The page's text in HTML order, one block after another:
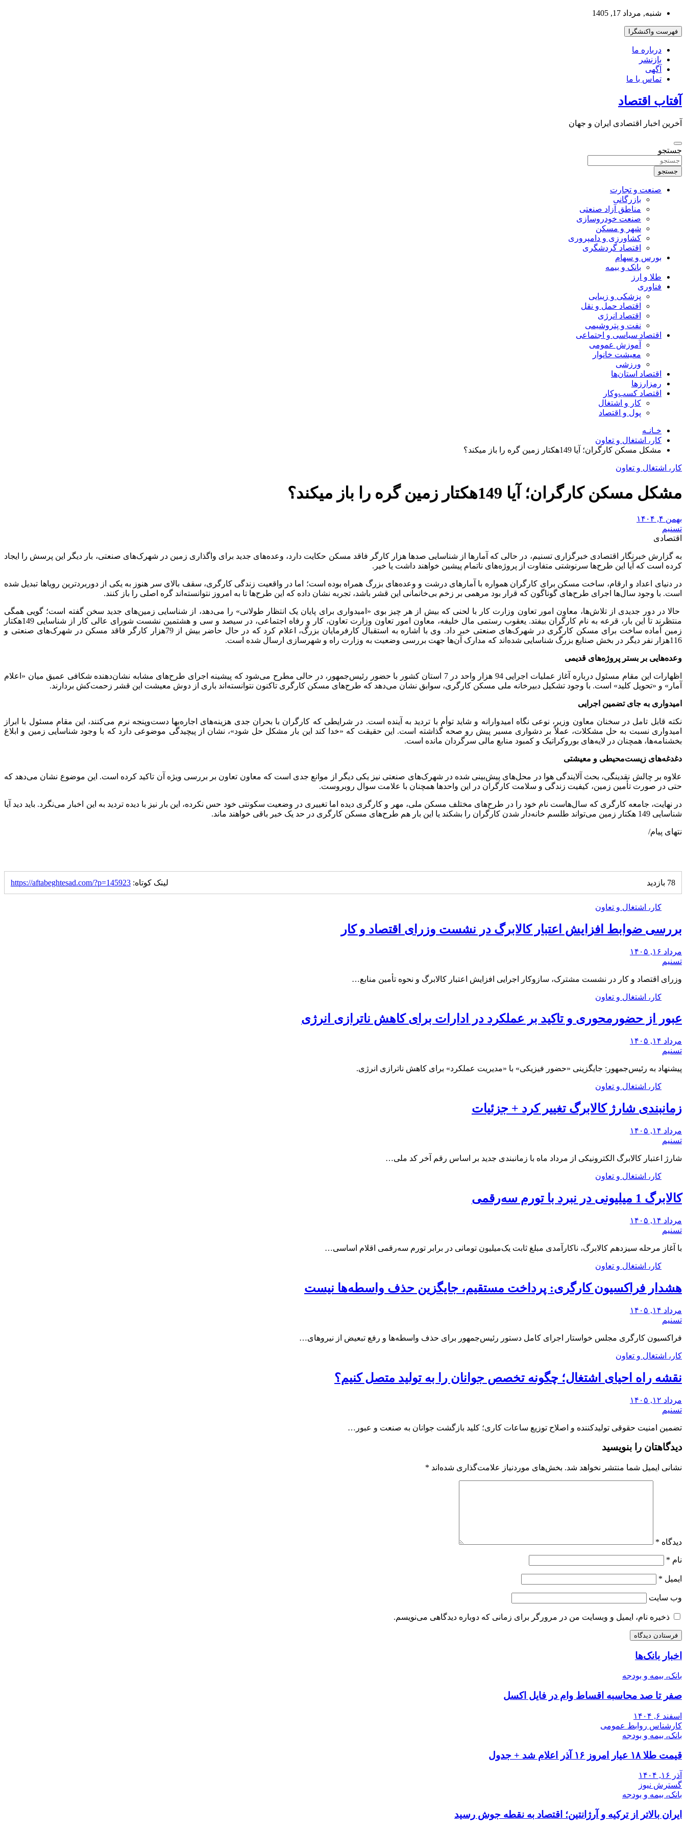
بروید
شنبه, مرداد 17, 1405
فهرست واکنشگرا
درباره ما
بازنشر
آگهی
تماس با ما
آفتاب اقتصاد
آخرین اخبار اقتصادی ایران و جهان
جستجو
جستجو
صنعت و تجارت
بازرگانی
مناطق آزاد صنعتی
صنعت خودروسازی
شهر و مسکن
کشاورزی و دامپروری
اقتصاد گردشگری
بورس و سهام
بانک و بیمه
طلا و ارز
فناوری
پزشکی و زیبایی
اقتصاد حمل و نقل
اقتصاد انرژی
نفت و پتروشیمی
اقتصاد سیاسی و اجتماعی
آموزش عمومی
معیشت خانوار
ورزشی
اقتصاد استان‌ها
رمزارزها
اقتصاد کسب‌و‌کار
کار و اشتغال
پول و اقتصاد
خـانـه
کار، اشتغال و تعاون
مشکل مسکن کارگران؛ آیا 149هکتار زمین گره را باز میکند؟
کار، اشتغال و تعاون
مشکل مسکن کارگران؛ آیا 149هکتار زمین گره را باز میکند؟
بهمن ۴, ۱۴۰۴
تسنیم
اقتصادی
به گزارش خبرنگار اقتصادی خبرگزاری تسنیم، ‌در حالی که آمارها از شناسایی صدها هزار کارگر فاقد مسکن حکایت دارد، وعده‌های جدید برای واگذاری زمین در شهرک‌های صنعتی، بار دیگر این پرسش را ایجاد
کرده است که آیا این طرح‌ها سرنوشتی متفاوت از پروژه‌های ناتمام پیشین خواهند داشت یا خیر.
در دنیای اعداد و ارقام، ساخت مسکن برای کارگران همواره با آمارهای درشت و وعده‌های بزرگ همراه بوده است؛ اما در واقعیت زندگی کارگری، سقف بالای سر هنوز به یکی از دوربردترین رویاها تبدیل شده
است. با وجود سال‌ها اجرای طرح‌های گوناگون که قرار بود مرهمی بر زخم بی‌خانمانی این قشر باشد، تجربه نشان داده که این طرح‌ها تا به امروز نتوانسته‌اند گره اصلی را باز کنند.
حالا در دور جدیدی از تلاش‌ها، معاون امور تعاون وزارت کار با لحنی که بیش از هر چیز بوی «امیدواری برای پایان یک انتظار طولانی» را می‌دهد، از شناسایی زمین‌های جدید سخن گفته است؛ گویی همگی
منتظرند تا این بار، قرعه به نام کارگران بیفتد. یعقوب رستمی مال خلیفه، معاون امور تعاون وزارت تعاون، کار و رفاه اجتماعی، در سیصد و سی و هشتمین نشست شورای عالی کار از شناسایی 149هکتار
زمین آماده ساخت برای مسکن کارگری در شهرک‌های صنعتی خبر داد. وی با اشاره به استقبال کارفرمایان بزرگ، اعلام کرد که در حال حاضر بیش از 79هزار کارگر فاقد مسکن در شهرک‌های صنعتی و
116هزار نفر دیگر در بخش صنایع بزرگ شناسایی شده‌اند که مدارک آن‌ها جهت بررسی وضعیت به وزارت راه و شهرسازی ارسال شده است.
وعده‌هایی بر بستر پروژه‌های قدیمی
اظهارات این مقام مسئول درباره آغاز عملیات اجرایی 94 هزار واحد در 7 استان کشور با حضور رئیس‌جمهور، در حالی مطرح می‌شود که پیشینه اجرای طرح‌های مشابه نشان‌دهنده شکافی عمیق میان «اعلام
آمار» و «تحویل کلید» است. با وجود تشکیل دبیرخانه ملی مسکن کارگری، سوابق نشان می‌دهد که طرح‌های مسکن کارگری تاکنون نتوانسته‌اند باری از دوش معیشت این قشر زحمت‌کش بردارند.
امیدواری به جای تضمین اجرایی
نکته قابل تامل در سخنان معاون وزیر، نوعی نگاه امیدوارانه و شاید توأم با تردید به آینده است. در شرایطی که کارگران با بحران جدی هزینه‌های اجاره‌بها دست‌وپنجه نرم می‌کنند، این مقام مسئول با ابراز
امیدواری نسبت به حل مشکلات، عملاً بر دشواری مسیر پیش رو صحه گذاشته است. این حقیقت که «خدا کند این بار مشکل حل شود»، نشان از پیچیدگی موضوعی دارد که با وجود شناسایی زمین و ابلاغ
بخشنامه‌ها، همچنان در لایه‌های بوروکراتیک و کمبود منابع مالی سرگردان مانده است.
دغدغه‌های زیست‌محیطی و معیشتی
علاوه بر چالش نقدینگی، بحث آلایندگی هوا در محل‌های پیش‌بینی شده در شهرک‌های صنعتی نیز یکی دیگر از موانع جدی است که معاون تعاون بر بررسی ویژه آن تاکید کرده است. این موضوع نشان می‌دهد که
حتی در صورت تأمین زمین، کیفیت زندگی و سلامت کارگران در این واحدها همچنان با علامت سوال روبروست.
در نهایت، جامعه کارگری که سال‌هاست نام خود را در طرح‌های مختلف مسکن ملی، مهر و کارگری دیده اما تغییری در وضعیت سکونتی خود حس نکرده، این بار نیز با دیده تردید به این اخبار می‌نگرد. باید دید آیا
شناسایی 149 هکتار زمین می‌تواند طلسم خانه‌دار شدن کارگران را بشکند یا این بار هم طرح‌های مسکن کارگری در حد یک خبر باقی خواهند ماند.
نتهای پیام/
78 بازدید لینک کوتاه: https://aftabeghtesad.com/?p=145923
کار، اشتغال و تعاون
بررسی ضوابط افزایش اعتبار کالابرگ در نشست وزرای اقتصاد و کار
مرداد ۱۶, ۱۴۰۵
تسنیم
وزرای اقتصاد و کار در نشست مشترک، سازوکار‌ اجرایی افزایش اعتبار کالابرگ و نحوه تأمین منابع…
کار، اشتغال و تعاون
عبور از حضورمحوری و تاکید بر عملکرد در ادارات برای کاهش ناترازی انرژی
مرداد ۱۴, ۱۴۰۵
تسنیم
پیشنهاد به رئیس‌جمهور: جایگزینی «حضور فیزیکی» با «مدیریت عملکرد» برای کاهش ناترازی انرژی.
کار، اشتغال و تعاون
زمانبندی شارژ کالابرگ تغییر کرد + جزئیات
مرداد ۱۴, ۱۴۰۵
تسنیم
شارژ اعتبار کالابرگ الکترونیکی از مرداد ماه با زمانبندی جدید بر اساس رقم آخر کد ملی…
کار، اشتغال و تعاون
کالابرگ 1 میلیونی در نبرد با تورم سه‌رقمی
مرداد ۱۴, ۱۴۰۵
تسنیم
با آغاز مرحله سیزدهم کالابرگ، ناکارآمدی مبلغ ثابت یک‌میلیون تومانی در برابر تورم سه‌رقمی اقلام اساسی…
کار، اشتغال و تعاون
هشدار فراکسیون کارگری: پرداخت مستقیم، جایگزین حذف واسطه‌ها نیست
مرداد ۱۴, ۱۴۰۵
تسنیم
فراکسیون کارگری مجلس خواستار اجرای کامل دستور رئیس‌جمهور برای حذف واسطه‌ها و رفع تبعیض از نیروهای…
کار، اشتغال و تعاون
نقشه راه احیای اشتغال؛ چگونه تخصص جوانان را به تولید متصل کنیم؟
مرداد ۱۲, ۱۴۰۵
تسنیم
تضمین امنیت حقوقی تولیدکننده و اصلاح توزیع ساعات کاری؛ کلید بازگشت جوانان به صنعت و عبور…
دیدگاهتان را بنویسید
نشانی ایمیل شما منتشر نخواهد شد. بخش‌های موردنیاز علامت‌گذاری شده‌اند *
دیدگاه *
نام *
ایمیل *
وب‌ سایت
ذخیره نام، ایمیل و وبسایت من در مرورگر برای زمانی که دوباره دیدگاهی می‌نویسم.
اخبار بانک‌ها
بانک، بیمه و بودجه
صفر تا صد محاسبه اقساط وام در فایل اکسل
اسفند ۶, ۱۴۰۴
کارشناس روابط عمومی
بانک، بیمه و بودجه
قیمت طلا ۱۸ عیار امروز ۱۶ آذر اعلام شد + جدول
آذر ۱۶, ۱۴۰۴
گسترش نیوز
بانک، بیمه و بودجه
ایران بالاتر از ترکیه و آرژانتین؛ اقتصاد به نقطه جوش رسید